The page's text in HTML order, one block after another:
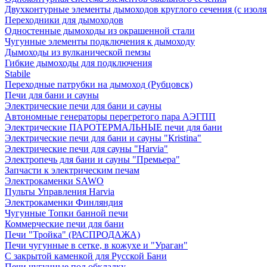
Двухконтурные элементы дымоходов круглого сечения (с
Переходники для дымоходов
Одностенные дымоходы из окрашенной стали
Чугунные элементы подключения к дымоходу
Дымоходы из вулканической пемзы
Гибкие дымоходы для подключения
Stabile
Переходные патрубки на дымоход (Рубцовск)
Печи для бани и сауны
Электрические печи для бани и сауны
Автономные генераторы перегретого пара АЭГПП
Электрические ПАРОТЕРМАЛЬНЫЕ печи для бани
Электрические печи для бани и сауны "Кristina"
Электрические печи для сауны "Harvia"
Электропечь для бани и сауны "Премьера"
Запчасти к электрическим печам
Электрокаменки SAWO
Пульты Управления Harvia
Электрокаменки Финляндия
Чугунные Топки банной печи
Коммерческие печи для бани
Печи "Тройка" (РАСПРОДАЖА)
Печи чугунные в сетке, в кожухе и "Ураган"
С закрытой каменкой для Русской Бани